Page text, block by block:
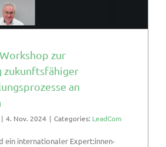
zur
zukunftsfähiger
an
| 4. Nov. 2024 | Categories: LeadCom
ein internationaler Expert:innen-